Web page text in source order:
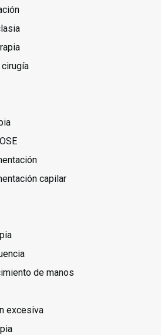
capilar
de manos
excesiva